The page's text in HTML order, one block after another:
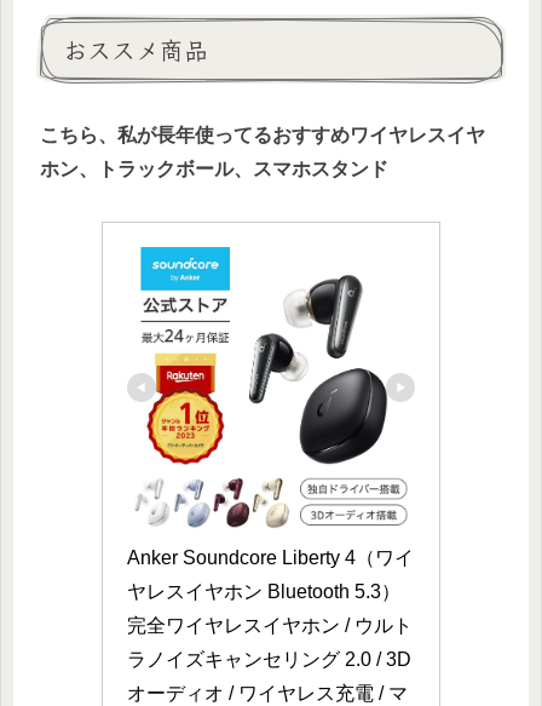
おススメ商品
こちら、私が長年使ってるおすすめワイヤレスイヤ
ホン、トラックボール、スマホスタンド
Anker Soundcore Liberty 4（ワイ
ヤレスイヤホン Bluetooth 5.3）
完全ワイヤレスイヤホン / ウルト
ラノイズキャンセリング 2.0 / 3D
オーディオ / ワイヤレス充電 / マ